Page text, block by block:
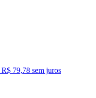
R$ 79,78 sem juros